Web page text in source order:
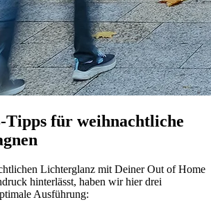
Tipps für weihnachtliche
Lichterglanz mit Deiner Out of Home
hinterlässt, haben wir hier drei
Ausführung: